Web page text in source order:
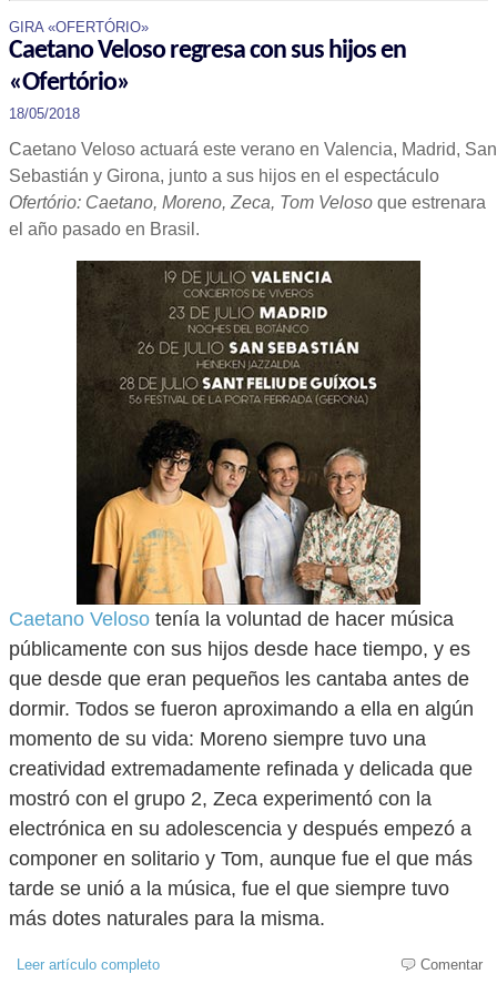
GIRA «OFERTÓRIO»
Caetano Veloso regresa con sus hijos en
«Ofertório»
18/05/2018
Caetano Veloso actuará este verano en Valencia, Madrid, San
Sebastián y Girona, junto a sus hijos en el espectáculo
Ofertório: Caetano, Moreno, Zeca, Tom Veloso que estrenara
el año pasado en Brasil.
Caetano Veloso tenía la voluntad de hacer música
públicamente con sus hijos desde hace tiempo, y es
que desde que eran pequeños les cantaba antes de
dormir. Todos se fueron aproximando a ella en algún
momento de su vida: Moreno siempre tuvo una
creatividad extremadamente refinada y delicada que
mostró con el grupo 2, Zeca experimentó con la
electrónica en su adolescencia y después empezó a
componer en solitario y Tom, aunque fue el que más
tarde se unió a la música, fue el que siempre tuvo
más dotes naturales para la misma.
Leer artículo completo Comentar